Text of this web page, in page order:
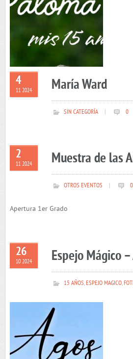
4
11 2024 María Ward
SIN CATEGORÍA 0
2
11 2024 Muestra de las
OTROS EVENTOS 0
Apertura 1er Grado
26
10 2024 Espejo Mágico –
15 AÑOS,ESPEJO MAGICO,